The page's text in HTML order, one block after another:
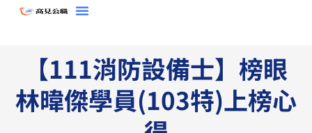
【111消防設備士】榜眼
林暐傑學員​​(103特)上榜心